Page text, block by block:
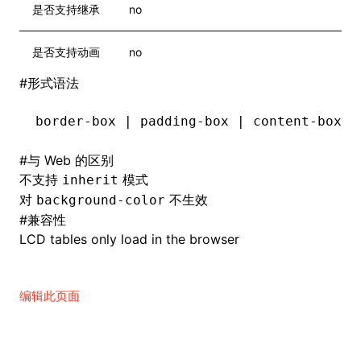
是否支持继承 no
是否支持动画 no
#形式语法
border-box | padding-box | content-box
#与 Web 的区别
不支持 inherit 模式
对 background-color 不生效
#兼容性
LCD tables only load in the browser
编辑此页面